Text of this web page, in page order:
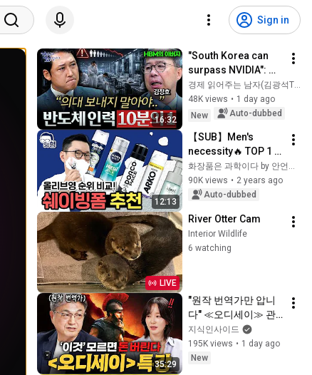
Sign in
16:32
"South Korea can
surpass NVIDIA":
The 10-Year AI &
Semiconductor
Showdown | Let's
경제 읽어주는 남자(김광석TV)
48K views • 1 day ago
New
Auto-dubbed
12:13
【SUB】Men's
necessity🔥 TOP 1
Shaving foam
without shaving
acne at OliveYoung
화장품은 과학이다 by 안언니 Ahnunnie
90K views • 2 years ago
Auto-dubbed
LIVE
River Otter Cam
Interior Wildlife
6 watching
35:29
"원작 번역가만 압니
다" ≪오디세이≫ 관
람 전 필수 세계관 총
정리ㅣ지식인 클래스
EP.13 (김헌 교수)
지식인사이드
195K views • 1 day ago
New